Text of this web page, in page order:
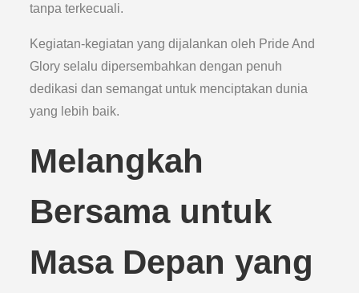
tanpa terkecuali.
Kegiatan-kegiatan yang dijalankan oleh Pride And
Glory selalu dipersembahkan dengan penuh
dedikasi dan semangat untuk menciptakan dunia
yang lebih baik.
Melangkah
Bersama untuk
Masa Depan yang